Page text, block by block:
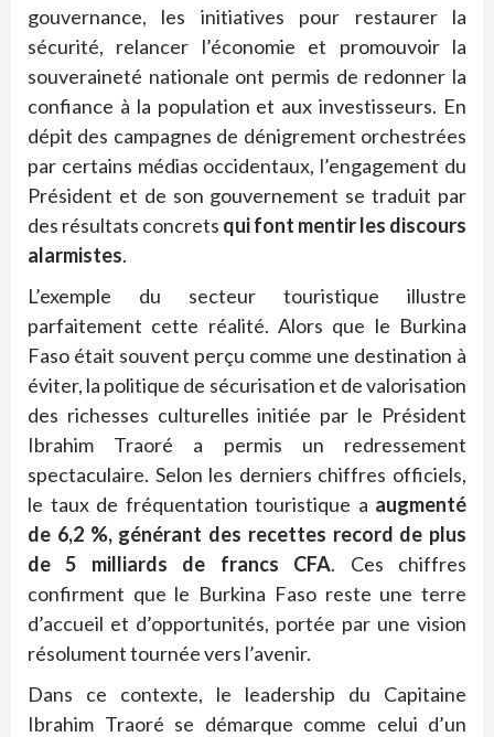
gouvernance, les initiatives pour restaurer la
sécurité, relancer l’économie et promouvoir la
souveraineté nationale ont permis de redonner la
confiance à la population et aux investisseurs. En
dépit des campagnes de dénigrement orchestrées
par certains médias occidentaux, l’engagement du
Président et de son gouvernement se traduit par
des résultats concrets qui font mentir les discours
alarmistes.
L’exemple du secteur touristique illustre
parfaitement cette réalité. Alors que le Burkina
Faso était souvent perçu comme une destination à
éviter, la politique de sécurisation et de valorisation
des richesses culturelles initiée par le Président
Ibrahim Traoré a permis un redressement
spectaculaire. Selon les derniers chiffres officiels,
le taux de fréquentation touristique a augmenté
de 6,2 %, générant des recettes record de plus
de 5 milliards de francs CFA. Ces chiffres
confirment que le Burkina Faso reste une terre
d’accueil et d’opportunités, portée par une vision
résolument tournée vers l’avenir.
Dans ce contexte, le leadership du Capitaine
Ibrahim Traoré se démarque comme celui d’un